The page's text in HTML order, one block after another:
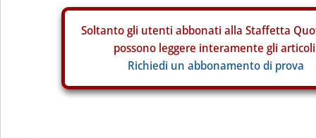
Soltanto gli utenti abbonati alla Staffetta
possono leggere interamente gli
Richiedi un abbonamento di prova